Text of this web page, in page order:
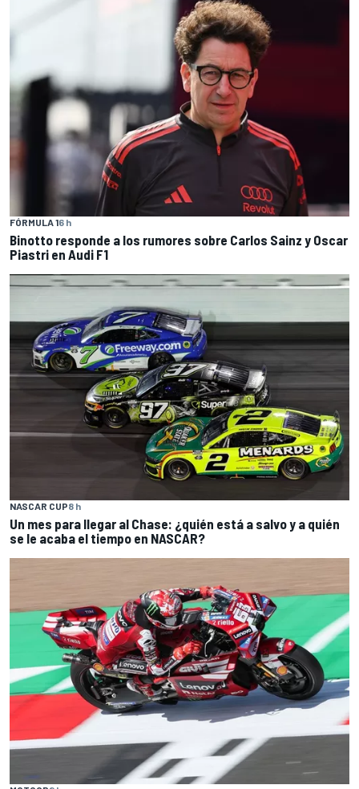
FÓRMULA 16 h
Binotto responde a los rumores sobre Carlos Sainz y Oscar
Piastri en Audi F1
NASCAR CUP8 h
Un mes para llegar al Chase: ¿quién está a salvo y a quién
se le acaba el tiempo en NASCAR?